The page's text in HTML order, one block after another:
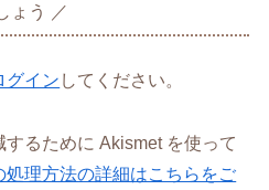
ょう
グイン してください。
るために Akismet を使って
処理方法の詳細はこちらをご